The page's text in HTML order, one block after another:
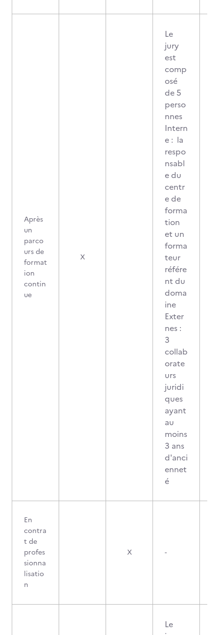
Après
un
parco
urs de
format
ion
contin
ue
X
Le
jury
est
comp
osé
de 5
perso
nnes
Intern
e : la
respo
nsabl
e du
centr
e de
forma
tion
et un
forma
teur
référe
nt du
doma
ine
Exter
nes :
3
collab
orate
urs
juridi
ques
ayant
au
moins
3 ans
d'anci
ennet
é
En
contra
t de
profes
sionna
lisatio
n
X -
Le